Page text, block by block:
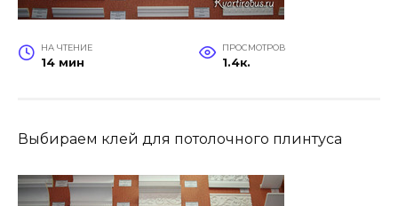
НА ЧТЕНИЕ
14 мин
ПРОСМОТРОВ
1.4к.
Выбираем клей для потолочного плинтуса